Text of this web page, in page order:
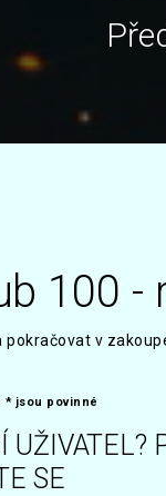
100 -
v
* jsou povinné
UŽIVATEL?
SE